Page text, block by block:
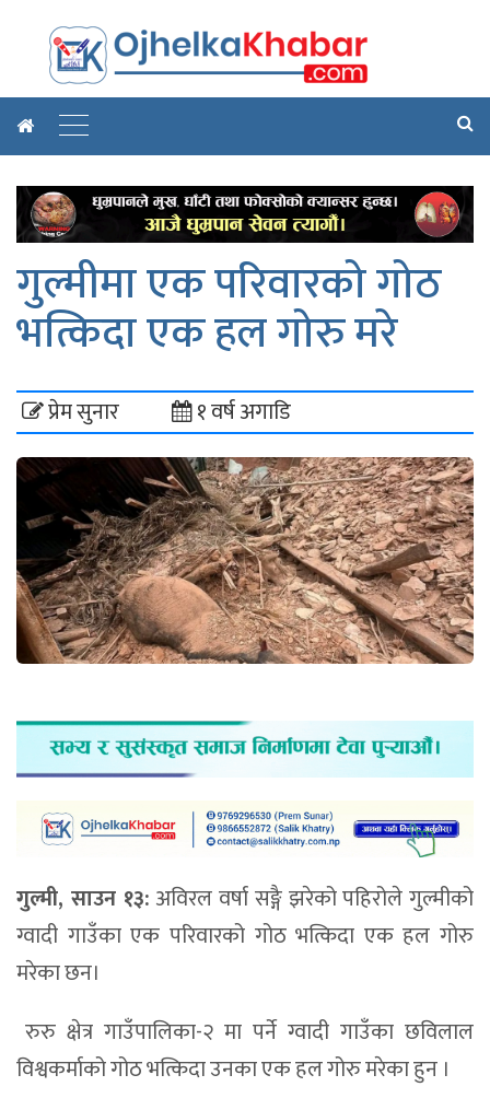
गुल्मीमा एक परिवारको गोठ
भत्किदा एक हल गोरु मरे
प्रेम सुनार १ वर्ष अगाडि
गुल्मी, साउन १३: अविरल वर्षा सङ्गै झरेको पहिरोले गुल्मीको
ग्वादी गाउँका एक परिवारको गोठ भत्किदा एक हल गोरु
मरेका छन।
रुरु क्षेत्र गाउँपालिका-२ मा पर्ने ग्वादी गाउँका छविलाल
विश्वकर्माको गोठ भत्किदा उनका एक हल गोरु मरेका हुन ।